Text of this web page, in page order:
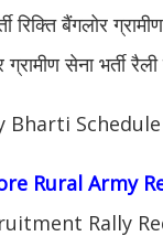
रिक्ति बैंगलोर
ग्रामीण सेना भर्ती
Bharti
Rural Army
Rally